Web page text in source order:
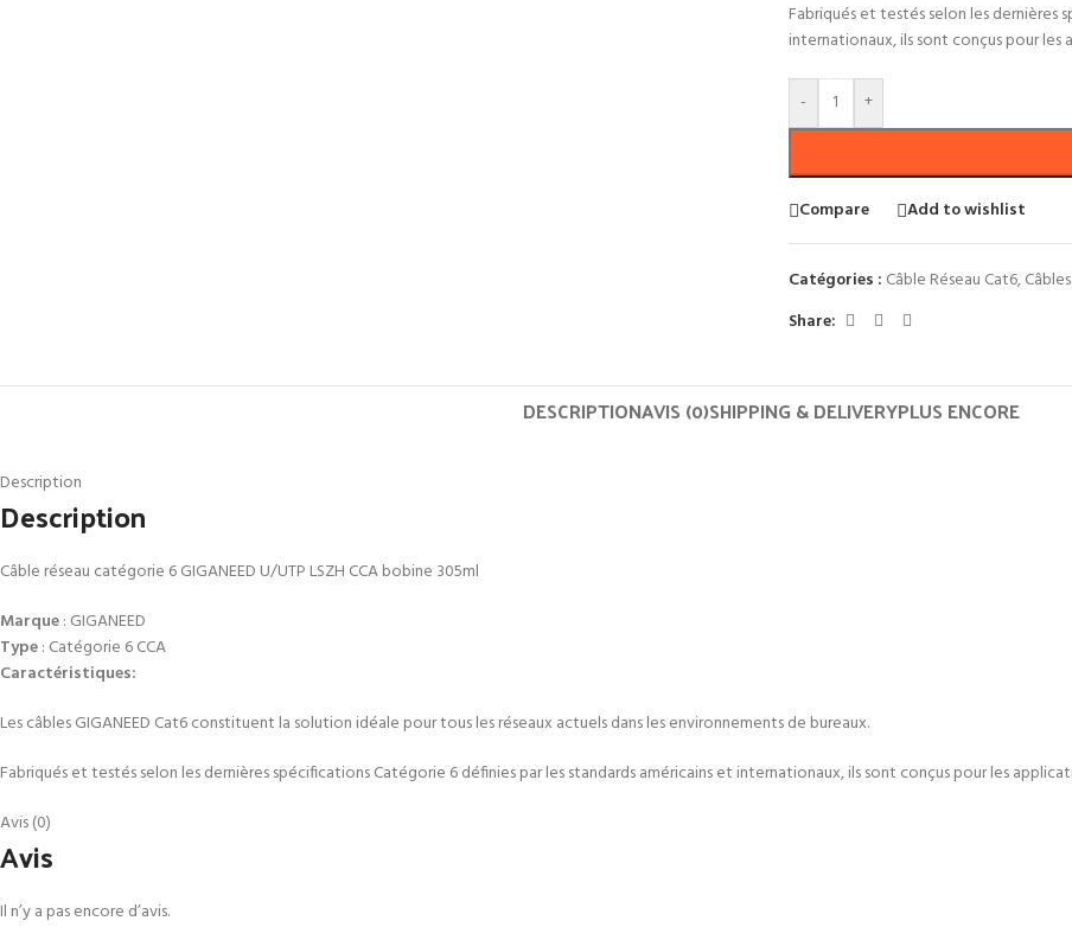
Fabriqués et testés selon les dernières
internationaux, ils sont conçus pour les
- +
Compare Add to wishlist
Catégories : Câble Réseau Cat6,
Share:
DESCRIPTIONAVIS (0)SHIPPING & DELIVERYPLUS ENCORE
Description
Description
Câble réseau catégorie 6 GIGANEED U/UTP LSZH CCA bobine 305ml
Marque: GIGANEED
Type: Catégorie 6 CCA
Caractéristiques:
Les câbles GIGANEED Cat6 constituent la solution idéale pour tous les réseaux actuels dans les environnements de bureaux.
Fabriqués et testés selon les dernières spécifications Catégorie 6 définies par les standards américains et internationaux, ils sont conçus pour les
Avis (0)
Avis
Il n’y a pas encore d’avis.